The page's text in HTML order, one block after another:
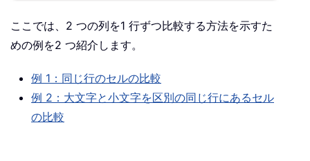
ここでは、2 つの列を1 行ずつ比較する方法を示すた
めの例を2 つ紹介します。
例 1：同じ行のセルの比較
例 2：大文字と小文字を区別の同じ行にあるセル
の比較